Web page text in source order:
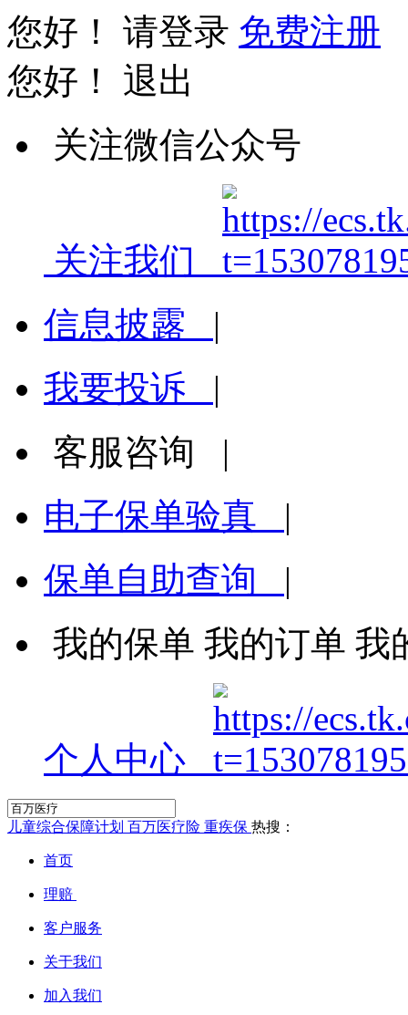
您好！ 请登录 免费注册
您好！ 退出
关注微信公众号
关注我们
信息披露 |
我要投诉 |
客服咨询 |
电子保单验真 |
保单自助查询 |
我的保单 我的订单 我
个人中心
儿童综合保障计划 百万医疗险 重疾保 热搜：
首页
理赔
客户服务
关于我们
加入我们